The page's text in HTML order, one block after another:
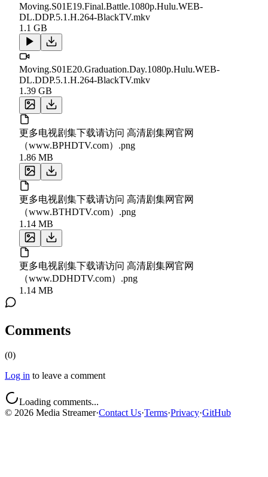
Moving.S01E19.Final.Battle.1080p.Hulu.WEB-
DL.DDP.5.1.H.264-BlackTV.mkv
1.1 GB
Moving.S01E20.Graduation.Day.1080p.Hulu.WEB-
DL.DDP.5.1.H.264-BlackTV.mkv
1.39 GB
更多电视剧集下载请访问 高清剧集网官网
（www.BPHDTV.com）.png
1.86 MB
更多电视剧集下载请访问 高清剧集网官网
（www.BTHDTV.com）.png
1.14 MB
更多电视剧集下载请访问 高清剧集网官网
（www.DDHDTV.com）.png
1.14 MB
Comments
(0)
Log in to leave a comment
Loading comments...
© 2026 Media Streamer·Contact Us·Terms·Privacy·GitHub